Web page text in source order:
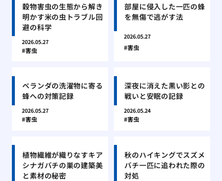
穀物害虫の生態から解き
明かす米の虫トラブル回
避の科学
2026.05.27
害虫
部屋に侵入した一匹の蜂
を無傷で逃がす法
2026.05.27
害虫
ベランダの洗濯物に寄る
蜂への対策記録
2026.05.27
害虫
深夜に消えた黒い影との
戦いと安眠の記録
2026.05.24
害虫
植物繊維が織りなすキア
シナガバチの巣の建築美
と素材の秘密
秋のハイキングでスズメ
バチ一匹に追われた際の
対処